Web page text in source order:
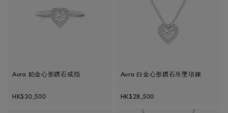
Aura 鉑金心形鑽石戒指
Original price
HK$30,500
Aura 白金心形鑽石吊墜項鍊
Original price
HK$28,500